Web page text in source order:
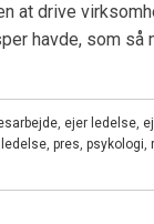
at drive
havde, som så
, ejer ledelse,
, pres, psykologi,